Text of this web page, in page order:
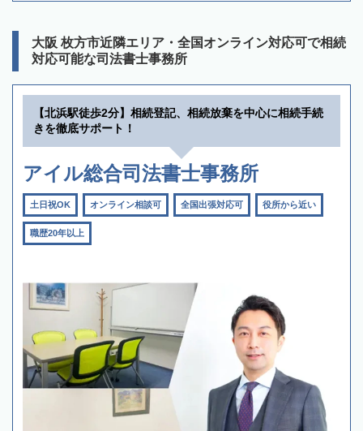
大阪 枚方市近隣エリア・全国オンライン対応可で相続
対応可能な司法書士事務所
【北浜駅徒歩2分】相続登記、相続放棄を中心に相続手続
きを徹底サポート！
アイル総合司法書士事務所
土日祝OK オンライン相談可 全国出張対応可 役所から近い
職歴20年以上